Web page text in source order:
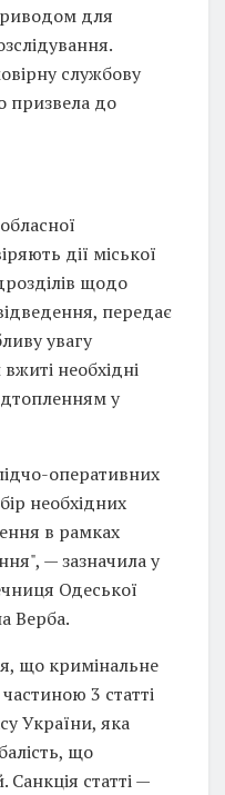
для
службову
призвела до
дії міської
щодо
передає
увагу
необхідні
у
оперативних
необхідних
в рамках
— зазначила у
Одеської
Верба.
що кримінальне
3 статті
України, яка
що
статті —